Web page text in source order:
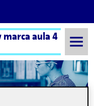
aula 4